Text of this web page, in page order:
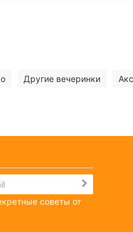
Другие вечеринки
советы от